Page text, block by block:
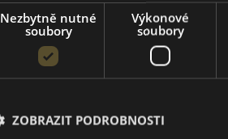
Nezbytně nutné
soubory
Výkonové
soubory
ZOBRAZIT PODROBNOSTI